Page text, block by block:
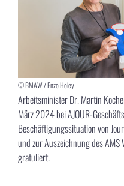
© BMAW / Enzo Holey
Arbeitsminister Dr. Martin
März 2024 bei AJOUR-
Beschäftigungssituation von
und zur Auszeichnung des
gratuliert.